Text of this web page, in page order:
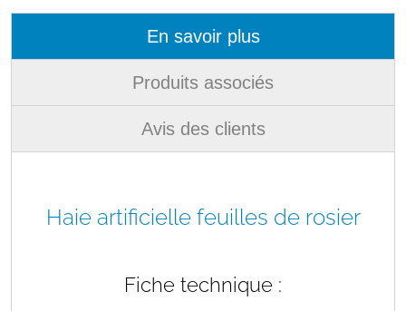
En savoir plus
Produits associés
Avis des clients
Haie artificielle feuilles de rosier
Fiche technique :